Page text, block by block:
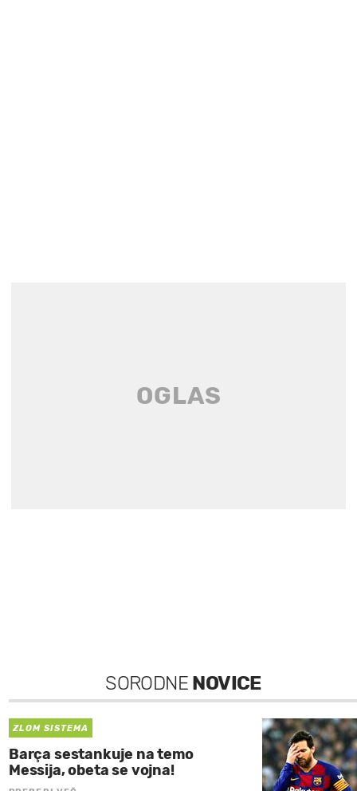
SORODNE NOVICE
ZLOM SISTEMA
Barça sestankuje na temo
Messija, obeta se vojna!